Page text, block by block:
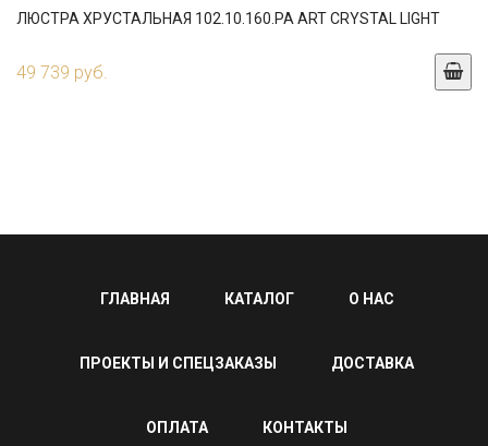
ЛЮСТРА ХРУСТАЛЬНАЯ 102.10.160.PA ART CRYSTAL LIGHT
49 739 руб.
ГЛАВНАЯ КАТАЛОГ О НАС
ПРОЕКТЫ И СПЕЦЗАКАЗЫ ДОСТАВКА
ОПЛАТА КОНТАКТЫ